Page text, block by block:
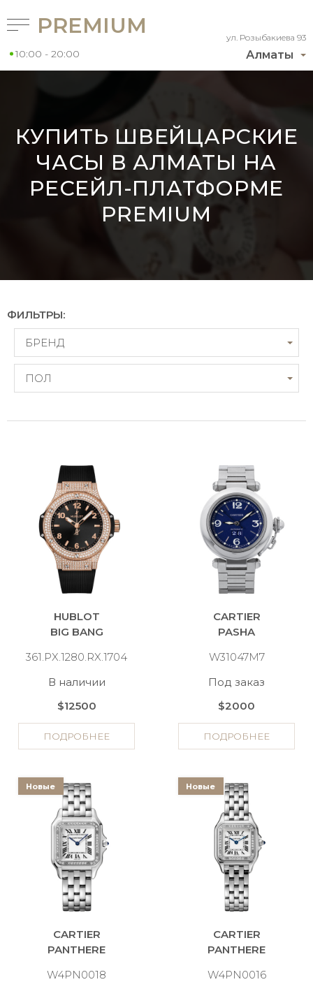
Алматы
ул. Розыбакиева 93
PREMIUM
10:00 - 20:00
КУПИТЬ ШВЕЙЦАРСКИЕ
ЧАСЫ В АЛМАТЫ НА
РЕСЕЙЛ-ПЛАТФОРМЕ
PREMIUM
ФИЛЬТРЫ:
БРЕНД
ПОЛ
HUBLOT
BIG BANG
361.PX.1280.RX.1704
В наличии
$12500
ПОДРОБНЕЕ
CARTIER
PASHA
W31047M7
Под заказ
$2000
ПОДРОБНЕЕ
Новые
CARTIER
PANTHERE
W4PN0018
Новые
CARTIER
PANTHERE
W4PN0016